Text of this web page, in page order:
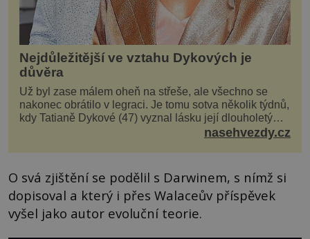
Nejdůležitější ve vztahu Dykových je
důvěra
Už byl zase málem oheň na střeše, ale všechno se
nakonec obrátilo v legraci. Je tomu sotva několik týdnů,
kdy Tatianě Dykové (47) vyznal lásku její dlouholetý
kolega a kamarád. Lidé si hned mysleli, ž...nasehvezdy.cz
O svá zjištění se podělil s Darwinem, s nímž si
dopisoval a který i přes Walaceův příspěvek
vyšel jako autor evoluční teorie.